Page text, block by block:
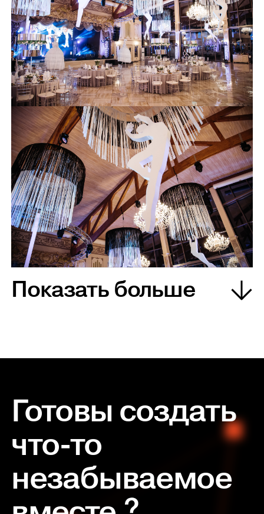
Показать больше
Готовы создать
что-то
незабываемое